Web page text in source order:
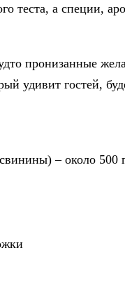
теста, а специи,
пронизанные
удивит гостей,
– около 500